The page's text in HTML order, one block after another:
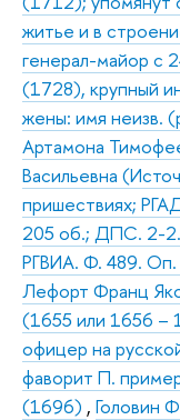
житье и в
генерал-майор с
(1728), крупный
жены: имя неизв.
Артамона
Васильевна
пришествиях;
205 об.; ДПС. 2-2.
РГВИА. Ф. 489.
Лефорт Франц
(1655 или 1656 –
офицер на
фаворит П.
(1696) , Головин